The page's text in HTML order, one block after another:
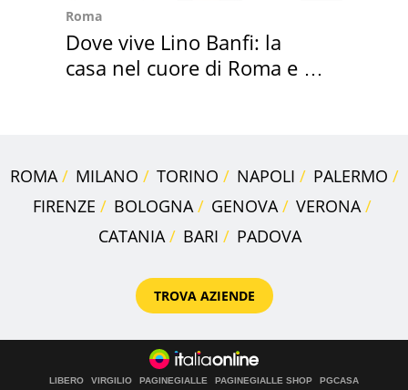
Roma
Dove vive Lino Banfi: la
casa nel cuore di Roma e i
ROMA MILANO TORINO NAPOLI
PALERMO
FIRENZE
BOLOGNA GENOVA
VERONA
CATANIA
BARI PADOVA
TROVA AZIENDE
LIBERO VIRGILIO PAGINEGIALLE PAGINEGIALLE SHOP
PGCASA